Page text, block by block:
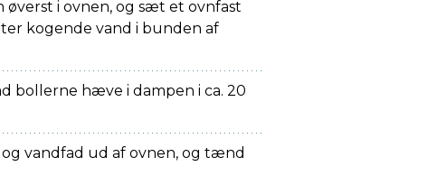
i ovnen, og sæt et ovnfast
kogende vand i bunden af
bollerne hæve i dampen i ca. 20
vandfad ud af ovnen, og tænd